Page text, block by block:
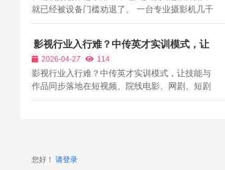
就已经被设备门槛劝退了。 一台专业摄影机几千
上万，一套影视灯光几千起步，一套收音设备又
视器、各种配件，一套配齐动辄几万块。 对于学
生、上班族、转行人群、普通创作者来...
影视行业入行难？中传英才实训模式，让
技能与作品同步落地
2026-04-27 114
影视行业入行难？中传英才实训模式，让技能与
作品同步落地在短视频、院线电影、网剧、短剧
全面爆发的时代，影视行业看似门槛降低，实则
您好！ 请登录